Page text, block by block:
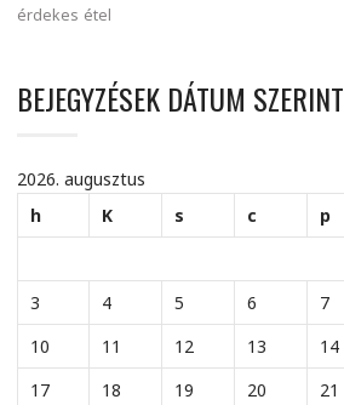
érdekes étel
BEJEGYZÉSEK DÁTUM SZERINT
2026. augusztus
h
K s c p
3
4 5 6 7
10
11 12 13 14
17
18 19 20 21